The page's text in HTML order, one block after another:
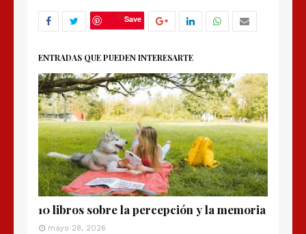
Save
ENTRADAS QUE PUEDEN INTERESARTE
10 libros sobre la percepción y la memoria
mayo 28, 2026